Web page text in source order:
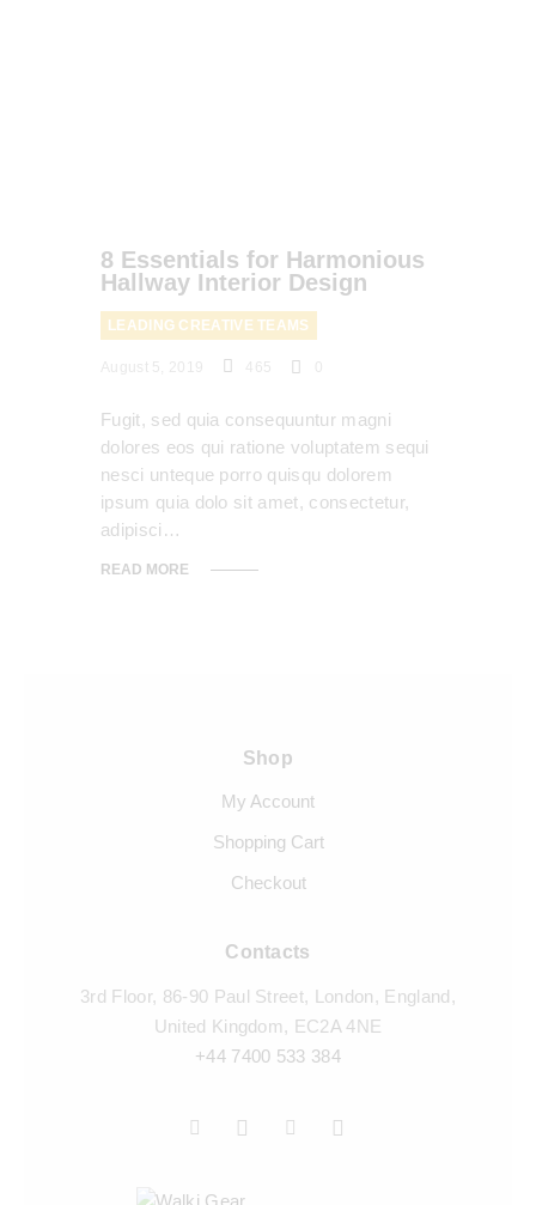
8 Essentials for Harmonious
Hallway Interior Design
LEADING CREATIVE TEAMS
August 5, 2019 465
Fugit, sed quia consequuntur magni
dolores eos qui ratione voluptatem sequi
nesci unteque porro quisqu dolorem
ipsum quia dolo sit amet, consectetur,
adipisci…
READ MORE
Shop
My Account
Shopping Cart
Checkout
Contacts
3rd Floor, 86-90 Paul Street, London, England,
United Kingdom, EC2A 4NE
+44 7400 533 384